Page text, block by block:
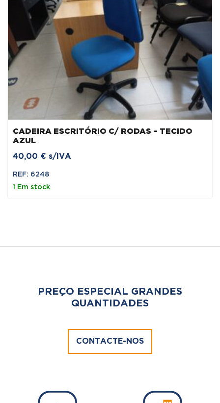
CADEIRA ESCRITÓRIO C/ RODAS – TECIDO
AZUL
40,00 € s/IVA
REF: 6248
1 Em stock
PREÇO ESPECIAL GRANDES
QUANTIDADES
CONTACTE-NOS